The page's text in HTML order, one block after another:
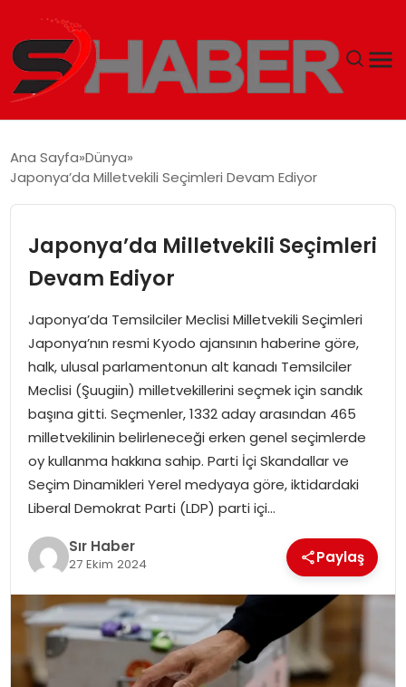
MAGAZIN
TEKNOLOJI
SPOR
EKONOMI
SIYASET
EĞITIM
YAŞAM
Ana Sayfa Dünya
Japonya’da Milletvekili Seçimleri Devam Ediyor
Japonya’da Milletvekili Seçimleri
Devam Ediyor
Japonya’da Temsilciler Meclisi Milletvekili Seçimleri
Japonya’nın resmi Kyodo ajansının haberine göre,
halk, ulusal parlamentonun alt kanadı Temsilciler
Meclisi (Şuugiin) milletvekillerini seçmek için sandık
başına gitti. Seçmenler, 1332 aday arasından 465
milletvekilinin belirleneceği erken genel seçimlerde
oy kullanma hakkına sahip. Parti İçi Skandallar ve
Seçim Dinamikleri Yerel medyaya göre, iktidardaki
Liberal Demokrat Parti (LDP) parti içi…
Sır Haber
27 Ekim 2024 Paylaş